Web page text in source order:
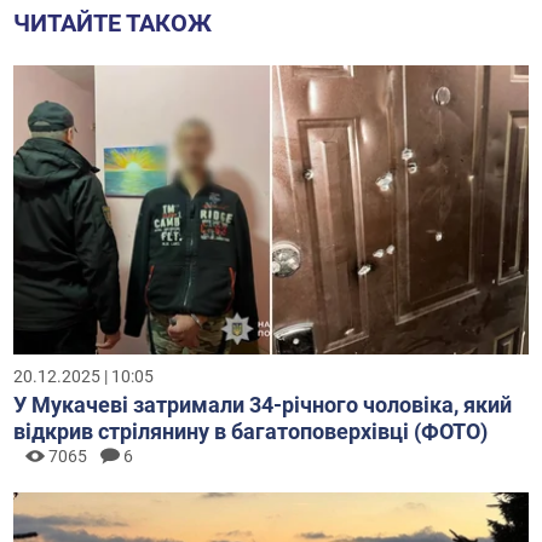
ЧИТАЙТЕ ТАКОЖ
20.12.2025 | 10:05
У Мукачеві затримали 34-річного чоловіка, який
відкрив стрілянину в багатоповерхівці (ФОТО)
7065 6